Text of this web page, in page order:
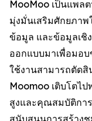
MooMoo เป็นแพล
มุ่งมั่นเสริมศักยภาพ
ข้อมูล และข้อมูลเชิ
ออกแบบมาเพื่อมอ
ใช้งานสามารถตัด
Moomoo เติบโตไ
สูงและคุณสมบัติกา
สนับสนุนการสร้าง